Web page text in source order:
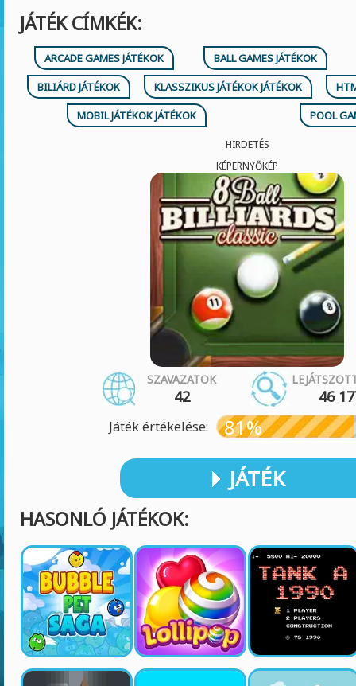
JÁTÉK CÍMKÉK:
ARCADE GAMES JÁTÉKOK
BALL GAMES JÁTÉKOK
BILIÁRD JÁTÉKOK
KLASSZIKUS JÁTÉKOK JÁTÉKOK
MOBIL JÁTÉKOK JÁTÉKOK
POOL
HIRDETÉS
KÉPERNYŐKÉP
SZAVAZATOK
42 46
Játék értékelése: 81%
JÁTÉK
HASONLÓ JÁTÉKOK: